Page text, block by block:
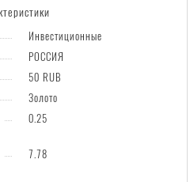
Инвестиционные
РОССИЯ
50 RUB
Золото
0.25
7.78